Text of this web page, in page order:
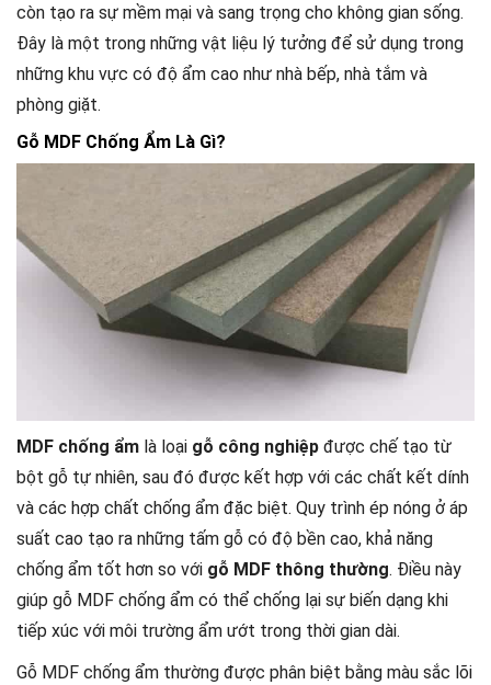
còn tạo ra sự mềm mại và sang trọng cho không gian sống.
Đây là một trong những vật liệu lý tưởng để sử dụng trong
những khu vực có độ ẩm cao như nhà bếp, nhà tắm và
phòng giặt.
Gỗ MDF Chống Ẩm Là Gì?
MDF chống ẩm là loại gỗ công nghiệp được chế tạo từ
bột gỗ tự nhiên, sau đó được kết hợp với các chất kết dính
và các hợp chất chống ẩm đặc biệt. Quy trình ép nóng ở áp
suất cao tạo ra những tấm gỗ có độ bền cao, khả năng
chống ẩm tốt hơn so với gỗ MDF thông thường. Điều này
giúp gỗ MDF chống ẩm có thể chống lại sự biến dạng khi
tiếp xúc với môi trường ẩm ướt trong thời gian dài.
Gỗ MDF chống ẩm thường được phân biệt bằng màu sắc lõi